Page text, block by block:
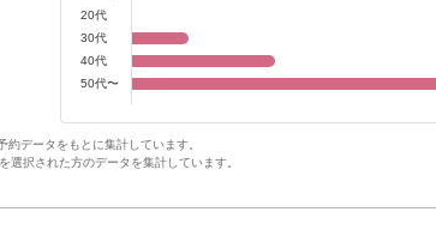
20代
30代
40代
50代〜
データをもとに集計しています。
択された方のデータを集計しています。